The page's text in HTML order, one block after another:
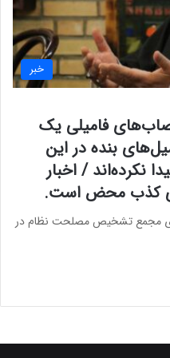
خبر
فامیلی یک
بنده در این
نکرده‌اند / اخبار
کذب محض است.
مجمع تشخیص مصلحت نظام در